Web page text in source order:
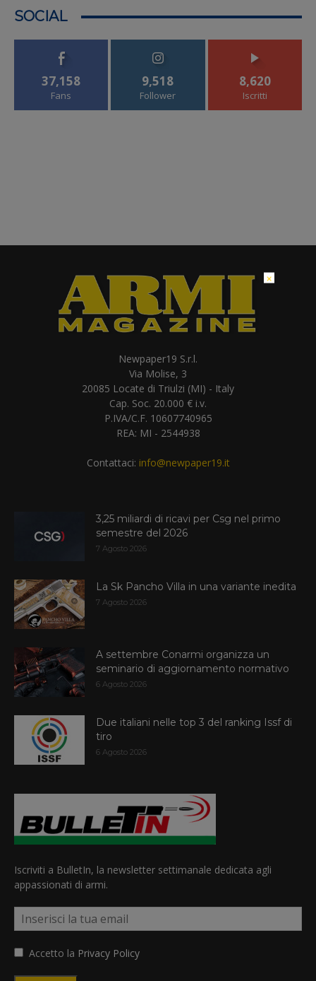
SOCIAL
37,158
Fans
9,518
Follower
8,620
Iscritti
Newpaper19 S.r.l.
Via Molise, 3
20085 Locate di Triulzi (MI) - Italy
Cap. Soc. 20.000 € i.v.
P.IVA/C.F. 10607740965
REA: MI - 2544938
Contattaci: info@newpaper19.it
3,25 miliardi di ricavi per Csg nel primo
semestre del 2026
7 Agosto 2026
La Sk Pancho Villa in una variante inedita
7 Agosto 2026
A settembre Conarmi organizza un
seminario di aggiornamento normativo
6 Agosto 2026
Due italiani nelle top 3 del ranking Issf di
tiro
6 Agosto 2026
Iscriviti a BulletIn, la newsletter settimanale dedicata agli
appassionati di armi.
Accetto la Privacy Policy
×